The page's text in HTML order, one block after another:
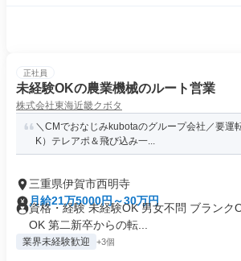
正社員
未経験OKの農業機械のルート営業
株式会社東海近畿クボタ
＼CMでおなじみkubotaのグループ会社／要運
K）テレアポ＆飛び込み一...
三重県伊賀市西明寺
月給21万5000円～30万円
資格・経験 未経験OK 男女不問 ブランク
OK 第二新卒からの転...
業界未経験歓迎 +3個